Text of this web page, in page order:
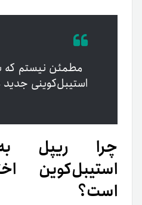
مطمئن نیستم که
استیبل‌کوینی
چرا ریپل
استیبل‌کوین
است؟